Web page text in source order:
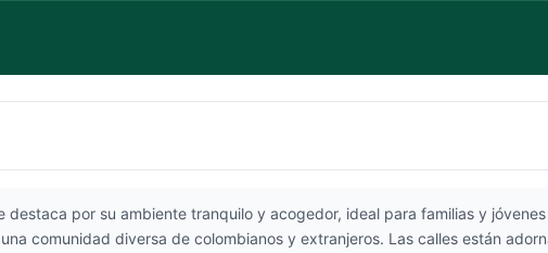
destaca por su ambiente tranquilo y acogedor, ideal para familias y
comunidad diversa de colombianos y extranjeros. Las calles están